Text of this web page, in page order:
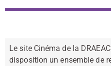
Le site Cinéma de la
disposition un ensemble de